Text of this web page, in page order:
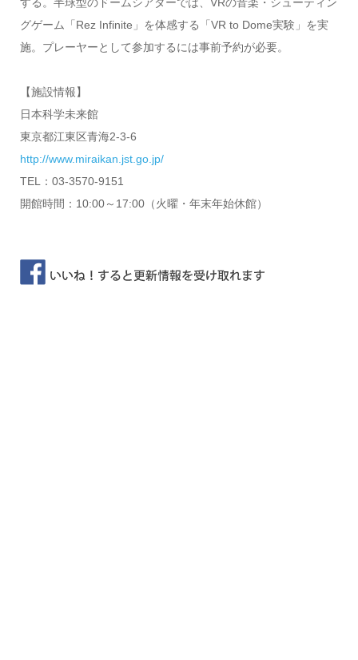
する。半球型のドームシアターでは、VRの音楽・シューティン
グゲーム「Rez Infinite」を体感する「VR to Dome実験」を実
施。プレーヤーとして参加するには事前予約が必要。
【施設情報】
日本科学未来館
東京都江東区青海2-3-6
http://www.miraikan.jst.go.jp/
TEL：03-3570-9151
開館時間：10:00～17:00（火曜・年末年始休館）